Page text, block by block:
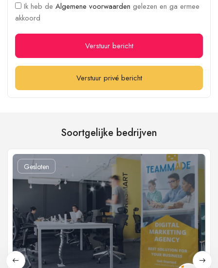
Ik heb de Algemene voorwaarden gelezen en ga ermee
akkoord
Verstuur bericht
Verstuur privé bericht
Soortgelijke bedrijven
Gesloten